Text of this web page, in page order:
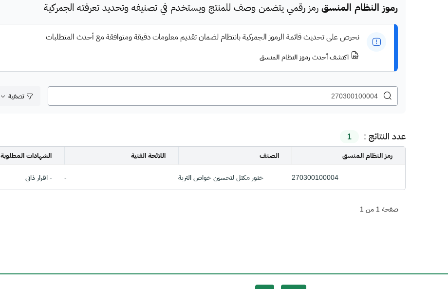
رموز النظام المنسق رمز رقمي يتضمن وصف للمنتج ويستخدم في تصنيفه وتحديد تعرفته الجمركية
نحرص على تحديث قائمة الرموز الجمركية بانتظام لضمان تقديم معلومات دقيقة ومتوافقة مع أحدث المتطلبات
اكتشف أحدث رموز النظام المنسق
تصفية
عدد النتائج : 1
رمز النظام المنسق الصنف اللائحة الفنية الشهادات المطلوبة
270300100004 خنور مكتل لتحسين خواص التربة - - اقرار ذاتي
صفحة 1 من 1